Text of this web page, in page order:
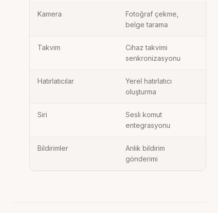
Kamera
Fotoğraf çekme,
belge tarama
Takvim
Cihaz takvimi
senkronizasyonu
Hatırlatıcılar
Yerel hatırlatıcı
oluşturma
Siri
Sesli komut
entegrasyonu
Bildirimler
Anlık bildirim
gönderimi